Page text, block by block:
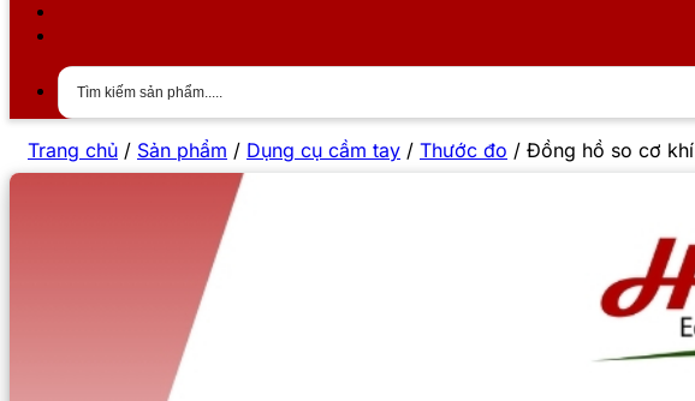
Trang chủ / Sản phẩm / Dụng cụ cầm tay / Thước đo / Đồng hồ so cơ